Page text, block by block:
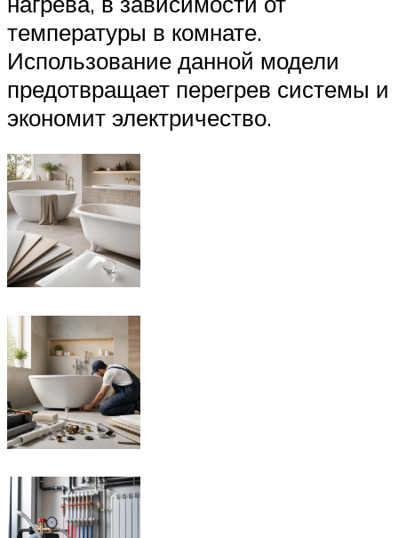
температуры в комнате.
Использование данной модели
предотвращает перегрев системы и
экономит электричество.